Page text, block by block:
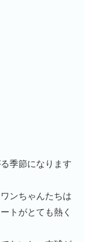
季節になります
ンちゃんたちは
トがとても熱く